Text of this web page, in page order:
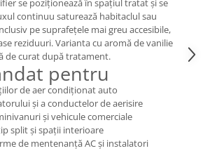
se poziționează în spațiul tratat și se
continuu saturează habitaclul sau
pe suprafețele mai greu accesibile,
reziduuri. Varianta cu aromă de vanilie
de curat după tratament.
pentru
de aer condiționat auto
și a conductelor de aerisire
și vehicule comerciale
split și spații interioare
de mentenanță AC și instalatori